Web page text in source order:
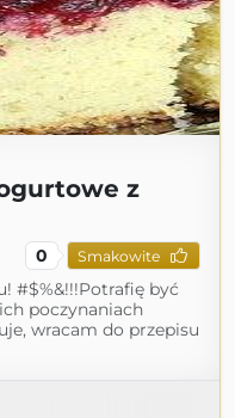
z
0 Smakowite
#$%&!!!Potrafię być
poczynaniach
wracam do przepisu